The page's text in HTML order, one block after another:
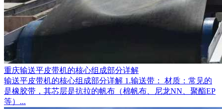
重庆输送平皮带机的核心组成部分详解
输送平皮带机的核心组成部分详解 1.输送带： 材质：常见的
是橡胶带，其芯层是抗拉的帆布（棉帆布、尼龙NN、聚酯EP
等）...